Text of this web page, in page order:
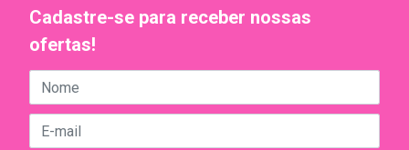
Cadastre-se para receber nossas
ofertas!